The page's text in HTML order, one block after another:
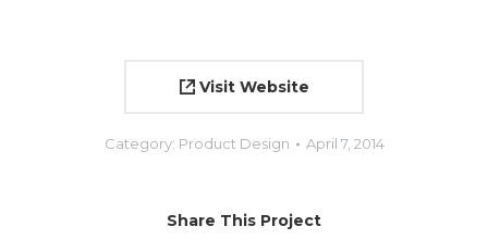
Visit Website
Category: Product Design April 7, 2014
Share This Project